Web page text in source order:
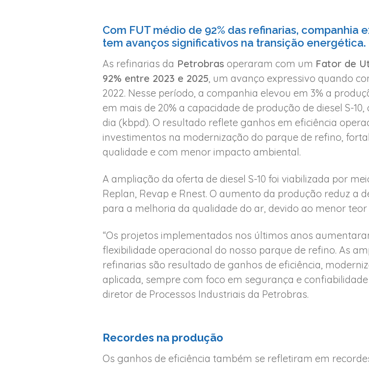
Com FUT médio de 92% das refinarias, companhia
tem avanços significativos na transição energética.
As refinarias da Petrobras operaram com um Fator de
92% entre 2023 e 2025 , um avanço expressivo quando
2022. Nesse período, a companhia elevou em 3% a
em mais de 20% a capacidade de produção de diesel S-
dia (kbpd). O resultado reflete ganhos em eficiência
investimentos na modernização do parque de refino,
qualidade e com menor impacto ambiental.
A ampliação da oferta de diesel S-10 foi viabilizada por
Replan, Revap e Rnest. O aumento da produção reduz a
para a melhoria da qualidade do ar, devido ao menor
“Os projetos implementados nos últimos anos
flexibilidade operacional do nosso parque de refino. As
refinarias são resultado de ganhos de eficiência,
aplicada, sempre com foco em segurança e
diretor de Processos Industriais da Petrobras.
Recordes na produção
Os ganhos de eficiência também se refletiram em